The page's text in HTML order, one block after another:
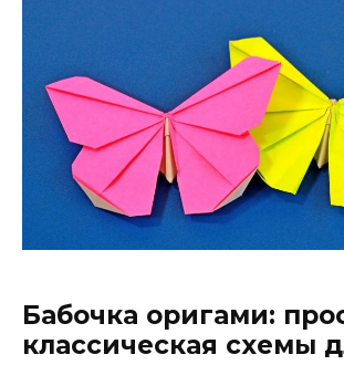
Бабочка оригами:
классическая схемы